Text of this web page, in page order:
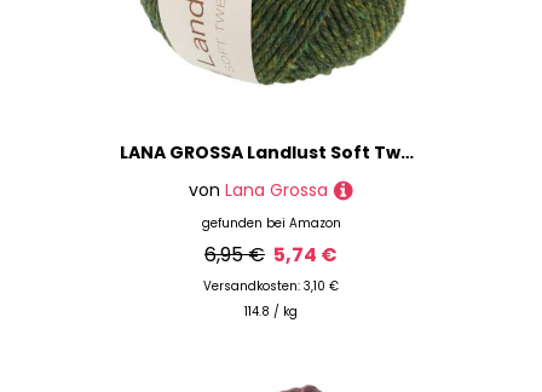
LANA GROSSA Landlust Soft Tweed 90 | Klassisch verzwirntes Tweedgarn aus Schurwolle mit mehrfarbigen Noppen | Handstrickgarn aus 100% Merinowolle | 50g Wolle zum Stricken & Häkeln | 90m Garn FB7
von Lana Grossa
gefunden bei Amazon
6,95 € 5,74 €
Versandkosten: 3,10 €
114.8 / kg